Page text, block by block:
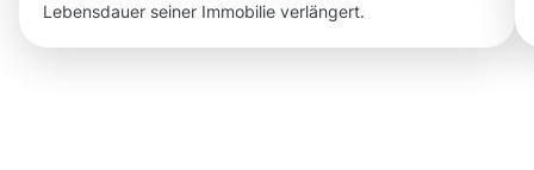
Lebensdauer seiner Immobilie verlängert.